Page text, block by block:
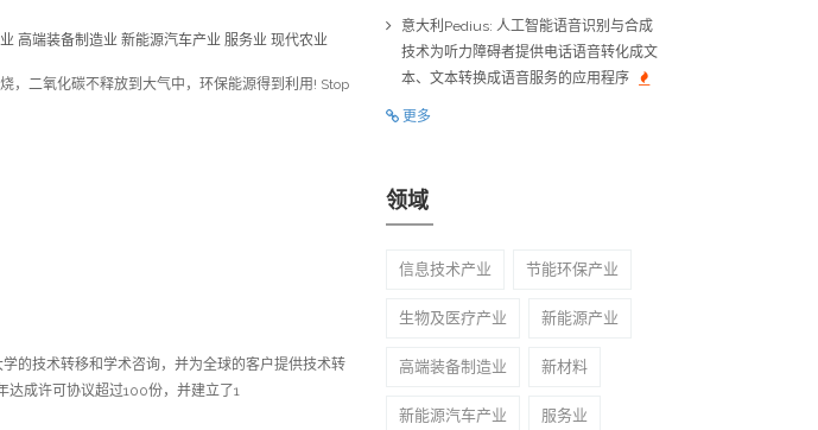
高端装备制造业 新能源汽车产业 服务业 现代农业
，二氧化碳不释放到大气中，环保能源得到利用! Stop
的技术转移和学术咨询，并为全球的客户提供技术转
达成许可协议超过100份，并建立了1
意大利Pedius: 人工智能语音识别与合成
技术为听力障碍者提供电话语音转化成文
本、文本转换成语音服务的应用程序
更多
领域
信息技术产业 节能环保产业
生物及医疗产业 新能源产业
高端装备制造业 新材料
新能源汽车产业 服务业